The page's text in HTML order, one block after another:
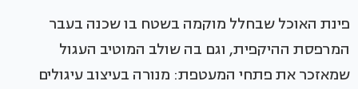
פינת האוכל שבחלל מוקמה בשטח בו שכנה בעבר
המרפסת ההיקפית, וגם בה שולב המוטיב העגול
שמאזכר את פתחי המעטפת: מנורה בעיצוב עיגולים